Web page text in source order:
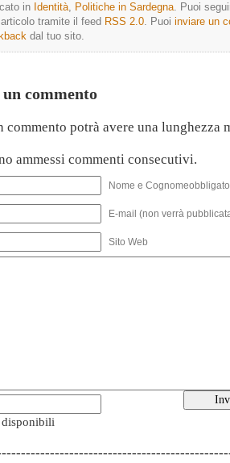
in Identità, Politiche in Sardegna. Puoi
tramite il feed RSS 2.0. Puoi inviare un
dal tuo sito.
commento
commento potrà avere una lunghezza
ammessi commenti consecutivi.
Nome e
E-mail (non verrà
Sito Web
disponibili